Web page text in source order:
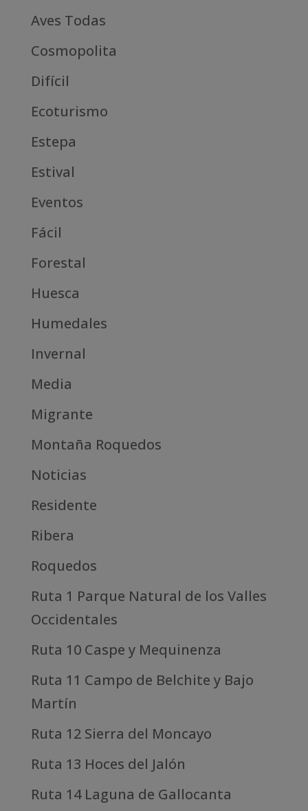
Aves Todas
Cosmopolita
Difícil
Ecoturismo
Estepa
Estival
Eventos
Fácil
Forestal
Huesca
Humedales
Invernal
Media
Migrante
Montaña Roquedos
Noticias
Residente
Ribera
Roquedos
Ruta 1 Parque Natural de los Valles
Occidentales
Ruta 10 Caspe y Mequinenza
Ruta 11 Campo de Belchite y Bajo
Martín
Ruta 12 Sierra del Moncayo
Ruta 13 Hoces del Jalón
Ruta 14 Laguna de Gallocanta